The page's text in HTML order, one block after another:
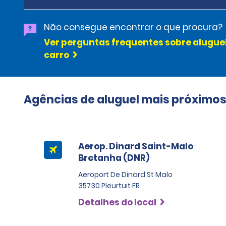
Não consegue encontrar o que procura?
Ver perguntas frequentes sobre
carro
Agências de aluguel mais próximos
Aerop. Dinard Saint-Malo
Bretanha (DNR)
Aeroport De Dinard St Malo
35730 Pleurtuit FR
Detalhes do local